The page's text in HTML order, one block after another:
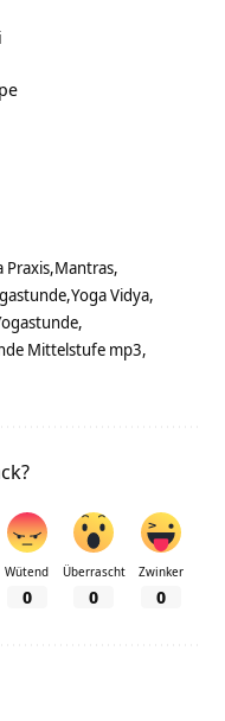
Praxis Mantras
Yoga Vidya
Mittelstufe mp3
Wütend
0
Überrascht
0
Zwinker
0